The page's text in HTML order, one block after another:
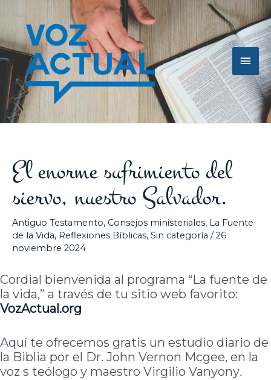
contenido
El enorme sufrimiento del
siervo, nuestro Salvador.
Antiguo Testamento, Consejos ministeriales, La Fuente
de la Vida, Reflexiones Bíblicas, Sin categoría /26
noviembre 2024
Cordial bienvenida al programa “La fuente de
la vida,” a través de tu sitio web favorito:
VozActual.org
Aquí te ofrecemos gratis un estudio diario de
la Biblia por el Dr. John Vernon Mcgee, en la
voz s teólogo y maestro Virgilio Vanyony.